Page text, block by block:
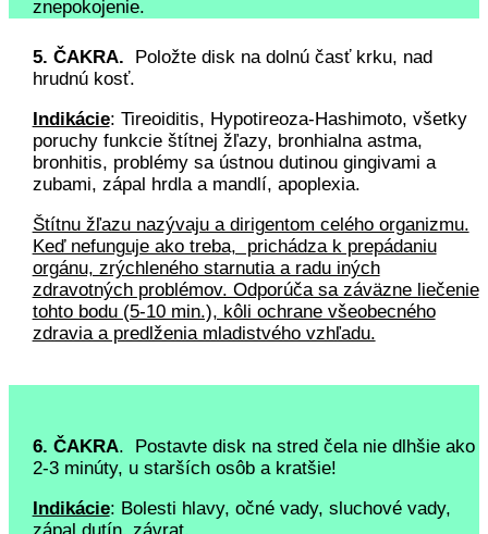
znepokojenie.
5. ČAKRA.
Položte disk na dolnú časť krku, nad
hrudnú kosť.
Indikácie: Tireoiditis, Hypotireoza-Hashimoto, všetky
poruchy funkcie štítnej žľazy, bronhialna astma,
bronhitis, problémy sa ústnou dutinou gingivami a
zubami, zápal hrdla a mandlí, apoplexia.
Štítnu žľazu nazývaju a dirigentom celého organizmu.
Keď nefunguje ako treba, prichádza k prepádaniu
orgánu, zrýchleného starnutia a radu iných
zdravotných problémov. Odporúča sa záväzne liečenie
tohto bodu (5-10 min.), kôli ochrane všeobecného
zdravia a predlženia mladistvého vzhľadu.
6. ČAKRA. Postavte disk na stred čela nie dlhšie ako
2-3 minúty, u starších osôb a kratšie!
Indikácie: Bolesti hlavy, očné vady, sluchové vady,
zápal dutín, závrat.